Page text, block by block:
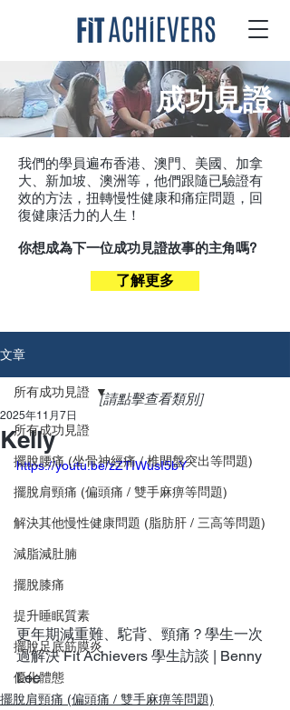
成功見證
我們的學員遍布香港、澳門、美國、加拿
大、新加坡、澳洲等，他們跟隨已驗證有
效的方法，扭轉慢性健康和痛症問題，回
復健康活力的人生！
你想成為下一位成功見證故事的主角嗎?
了解更多
文章
所有成功見證
擺脫腰痛 (坐骨神經痛 / 椎間盤突出等問題)
擺脫肩頸痛 (偏頭痛 / 雙手麻痹等問題)
解決其他慢性健康問題 (脂肪肝 / 三高等問題)
減脂減肚腩
擺脫膝痛
提升睡眠質素
擺脫足底筋膜炎
優化體態
所有成功見證
Kelly
2025年11月7日
https://youtu.be/zZTIWusI5bY
更年期減重難、駝背、頸痛？學生一次
過解決 Fit Achievers 學生訪談 | Benny
Lee
擺脫肩頸痛 (偏頭痛 / 雙手麻痹等問題)
[請點擊查看類別]